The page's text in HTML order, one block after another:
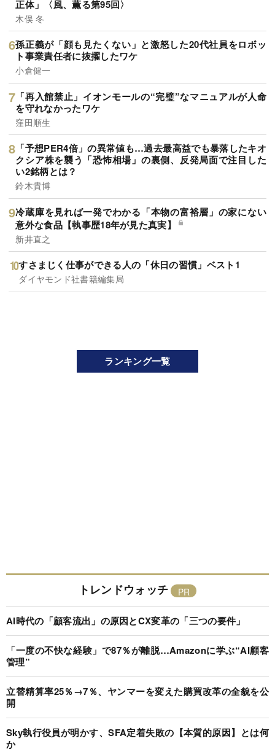
正体」〈風、薫る第95回〉
木俣 冬
孫正義が「顔も見たくない」と激怒した20代社員をロボッ
ト事業責任者に抜擢したワケ
小倉健一
「再入館禁止」イオンモールの“完璧”なマニュアルが人命
を守れなかったワケ
窪田順生
「予想PER4倍」の異常値も…過去最高益でも暴落したキオ
クシア株を襲う「恐怖相場」の裏側、反発局面で注目した
い2銘柄とは？
鈴木貴博
冷蔵庫を見れば一発でわかる「本物の富裕層」の家にない
意外な食品【執事歴18年が見た真実】
新井直之
すさまじく仕事ができる人の「休日の習慣」ベスト1
ダイヤモンド社書籍編集局
ランキング一覧
トレンドウォッチ
AI時代の「顧客流出」の原因とCX変革の「三つの要件」
「一度の不快な経験」で87％が離脱…Amazonに学ぶ“AI顧客
管理”
立替精算率25％→7％、ヤンマーを変えた購買改革の全貌を公
開
Sky執行役員が明かす、SFA定着失敗の【本質的原因】とは何
か